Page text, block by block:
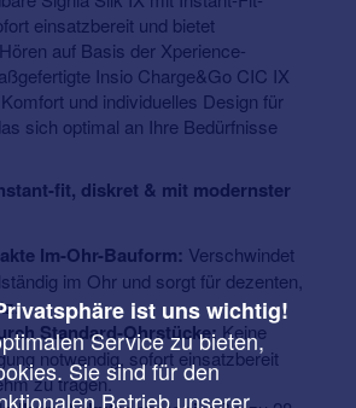
einsatzbereit und bietet
auf Basis der Xperience-
Insio Charge&Go CIC IX
und individuelles Design für
sich optimal an Ihre Bedürfnisse
fit, diskret & mit modernster
Im-Ohr-Bauform: Verschwindet
im Ohr und sorgt für dezenten,
Standard-Ohrstücke:Keine
notwendig, sofort einsatzbereit
zu tragen.
ist uns wichtig!
Service zu bieten,
Sie sind für den
Betrieb unserer